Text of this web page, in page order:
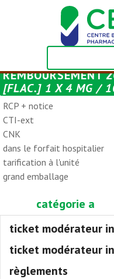
REMBOURSEMENT
[FLAC.] 1 X 4 MG /
RCP + notice
CTI-ext
CNK
dans le forfait hospitalier
tarification à l'unité
grand emballage
catégorie a
ticket modérateur
ticket modérateur
règlements